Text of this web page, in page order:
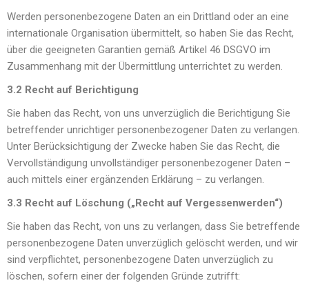
Werden personenbezogene Daten an ein Drittland oder an eine
internationale Organisation übermittelt, so haben Sie das Recht,
über die geeigneten Garantien gemäß Artikel 46 DSGVO im
Zusammenhang mit der Übermittlung unterrichtet zu werden.
3.2 Recht auf Berichtigung
Sie haben das Recht, von uns unverzüglich die Berichtigung Sie
betreffender unrichtiger personenbezogener Daten zu verlangen.
Unter Berücksichtigung der Zwecke haben Sie das Recht, die
Vervollständigung unvollständiger personenbezogener Daten –
auch mittels einer ergänzenden Erklärung – zu verlangen.
3.3 Recht auf Löschung („Recht auf Vergessenwerden“)
Sie haben das Recht, von uns zu verlangen, dass Sie betreffende
personenbezogene Daten unverzüglich gelöscht werden, und wir
sind verpflichtet, personenbezogene Daten unverzüglich zu
löschen, sofern einer der folgenden Gründe zutrifft: